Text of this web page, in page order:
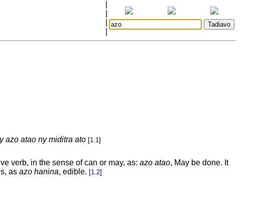
azo atao ny miditra ato [1.1]
verb, in the sense of can or may, as: azo atao, May be done. It
as azo hanina, edible. [1.2]